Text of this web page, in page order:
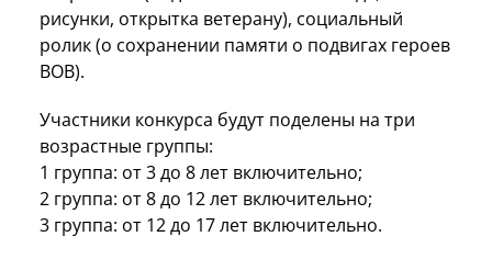
рисунки, открытка ветерану), социальный
ролик (о сохранении памяти о подвигах героев
ВОВ).
Участники конкурса будут поделены на три
возрастные группы:
1 группа: от 3 до 8 лет включительно;
2 группа: от 8 до 12 лет включительно;
3 группа: от 12 до 17 лет включительно.